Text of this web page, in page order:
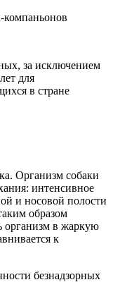
компаньонов
за исключением
для
в стране
Организм собаки
интенсивное
и носовой полости
образом
организм в жаркую
к
безнадзорных